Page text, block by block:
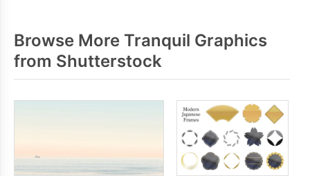
Browse More Tranquil Graphics
from Shutterstock